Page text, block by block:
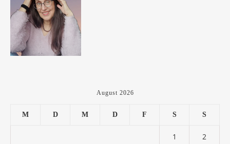
August 2026
M D M D F S S
1 2